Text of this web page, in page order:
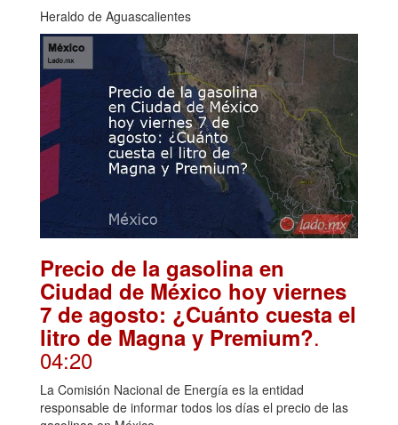
Heraldo de Aguascalientes
Precio de la gasolina en
Ciudad de México hoy viernes
7 de agosto: ¿Cuánto cuesta el
litro de Magna y Premium?.
04:20
La Comisión Nacional de Energía es la entidad
responsable de informar todos los días el precio de las